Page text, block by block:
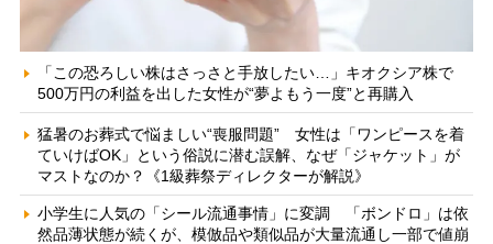
「この恐ろしい株はさっさと手放したい…」キオクシア株で
500万円の利益を出した女性が“夢よもう一度”と再購入
猛暑のお葬式で悩ましい“喪服問題” 女性は「ワンピースを着
ていけばOK」という俗説に潜む誤解、なぜ「ジャケット」が
マストなのか？《1級葬祭ディレクターが解説》
小学生に人気の「シール流通事情」に変調 「ボンドロ」は依
然品薄状態が続くが、模倣品や類似品が大量流通し一部で値崩